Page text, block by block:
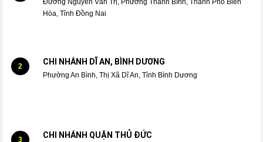
Hòa, Tỉnh Đồng Nai
2 CHI NHÁNH DĨ AN, BÌNH DƯƠNG
Phường An Bình, Thị Xã Dĩ An, Tỉnh Bình Dương
3 CHI NHÁNH QUẬN THỦ ĐỨC